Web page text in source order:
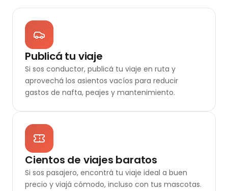
Publicá tu viaje
Si sos conductor, publicá tu viaje en ruta y
aprovechá los asientos vacíos para reducir
gastos de nafta, peajes y mantenimiento.
Cientos de viajes baratos
Si sos pasajero, encontrá tu viaje ideal a buen
precio y viajá cómodo, incluso con tus mascotas.